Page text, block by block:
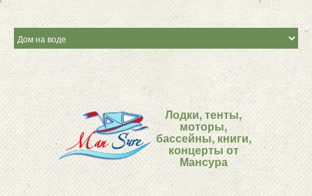
Лодки, тенты,
моторы,
бассейны, книги,
концерты от
Мансура